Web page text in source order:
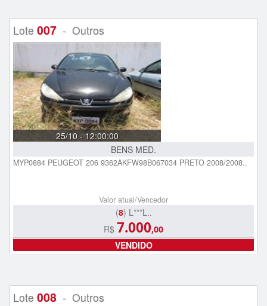
Lote 007 - Outros
25/10 - 12:00:00
BENS MED.
MYP0884 PEUGEOT 206 9362AKFW98B067034 PRETO 2008/2008..
Valor atual/Vencedor
(8) L***L..
R$ 7.000,00
VENDIDO
Lote 008 - Outros